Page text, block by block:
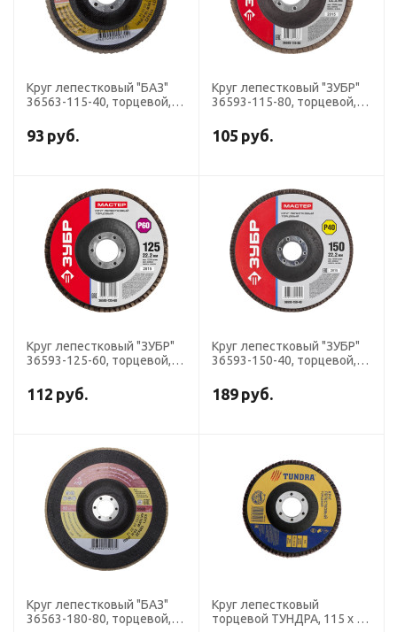
Круг лепестковый "БАЗ"
36563-115-40, торцевой,
мм, тип КЛТ 1, Р40
93 руб.
Круг лепестковый "ЗУБР"
36593-115-80, торцевой,
мм, тип КЛТ 1, Р80
105 руб.
Круг лепестковый "ЗУБР"
36593-125-60, торцевой,
мм, тип КЛТ 1, Р60
112 руб.
Круг лепестковый "ЗУБР"
36593-150-40, торцевой,
мм, тип КЛТ 1, Р40
189 руб.
Круг лепестковый "БАЗ"
36563-180-80, торцевой,
Круг лепестковый
торцевой ТУНДРА, 115 х 22